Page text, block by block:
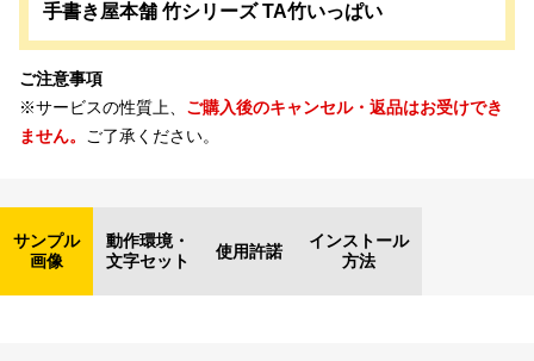
手書き屋本舗 竹シリーズ TA竹いっぱい
ご注意事項
※サービスの性質上、 ご購入後のキャンセル・返品はお受けでき
ません。 ご了承ください。
サンプル
画像
動作環境・
文字セット
使用許諾
インストール
方法